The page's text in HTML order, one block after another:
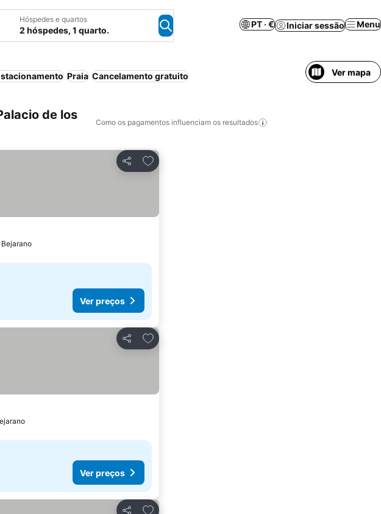
Hóspedes e quartos
2 hóspedes, 1 quarto.
PT · € Iniciar sessão Menu
Praia Cancelamento gratuito Ver mapa
de los
Como os pagamentos influenciam os resultados
Partilhar
Adicionar aos favoritos
Ver preços
Partilhar
Adicionar aos favoritos
Ver preços
Adicionar aos favoritos